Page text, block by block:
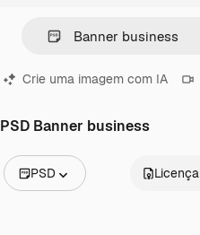
Crie uma imagem com IA
PSD Banner business
PSD Licença